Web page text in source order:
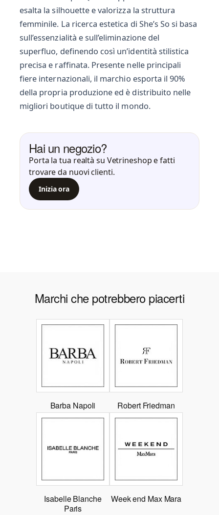
esalta la silhouette e valorizza la struttura
femminile. La ricerca estetica di She’s So si basa
sull’essenzialità e sull’eliminazione del
superfluo, definendo così un’identità stilistica
precisa e raffinata. Presente nelle principali
fiere internazionali, il marchio esporta il 90%
della propria produzione ed è distribuito nelle
migliori boutique di tutto il mondo.
Hai un negozio?
Porta la tua realtà su Vetrineshop e fatti
trovare da nuovi clienti.
Inizia ora
Marchi che potrebbero piacerti
Barba Napoli Robert Friedman
Isabelle Blanche
Paris
Week end Max Mara